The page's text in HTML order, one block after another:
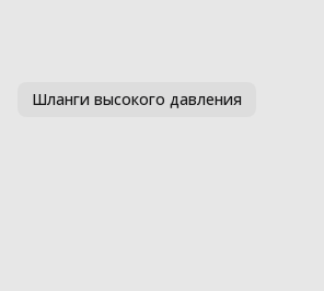
Шланги высокого давления